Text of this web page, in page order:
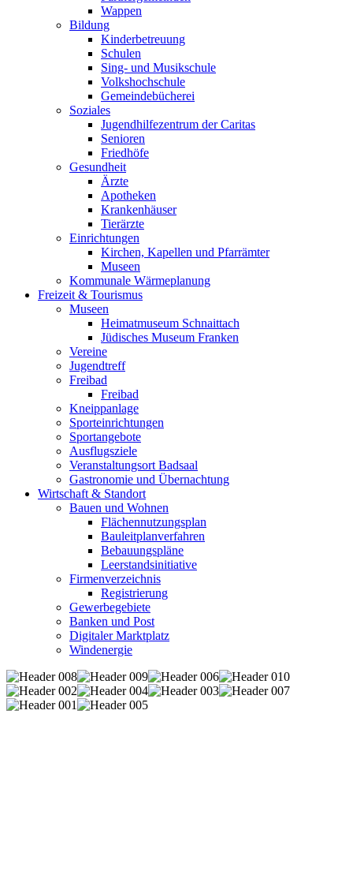
Wappen
Bildung
Kinderbetreuung
Schulen
Sing- und Musikschule
Volkshochschule
Gemeindebücherei
Soziales
Jugendhilfezentrum der Caritas
Senioren
Friedhöfe
Gesundheit
Ärzte
Apotheken
Krankenhäuser
Tierärzte
Einrichtungen
Kirchen, Kapellen und Pfarrämter
Museen
Kommunale Wärmeplanung
Freizeit & Tourismus
Museen
Heimatmuseum Schnaittach
Jüdisches Museum Franken
Vereine
Jugendtreff
Freibad
Freibad
Kneippanlage
Sporteinrichtungen
Sportangebote
Ausflugsziele
Veranstaltungsort Badsaal
Gastronomie und Übernachtung
Wirtschaft & Standort
Bauen und Wohnen
Flächennutzungsplan
Bauleitplanverfahren
Bebauungspläne
Leerstandsinitiative
Firmenverzeichnis
Registrierung
Gewerbegebiete
Banken und Post
Digitaler Marktplatz
Windenergie